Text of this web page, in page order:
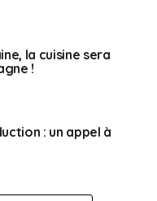
la cuisine sera
!
: un appel à